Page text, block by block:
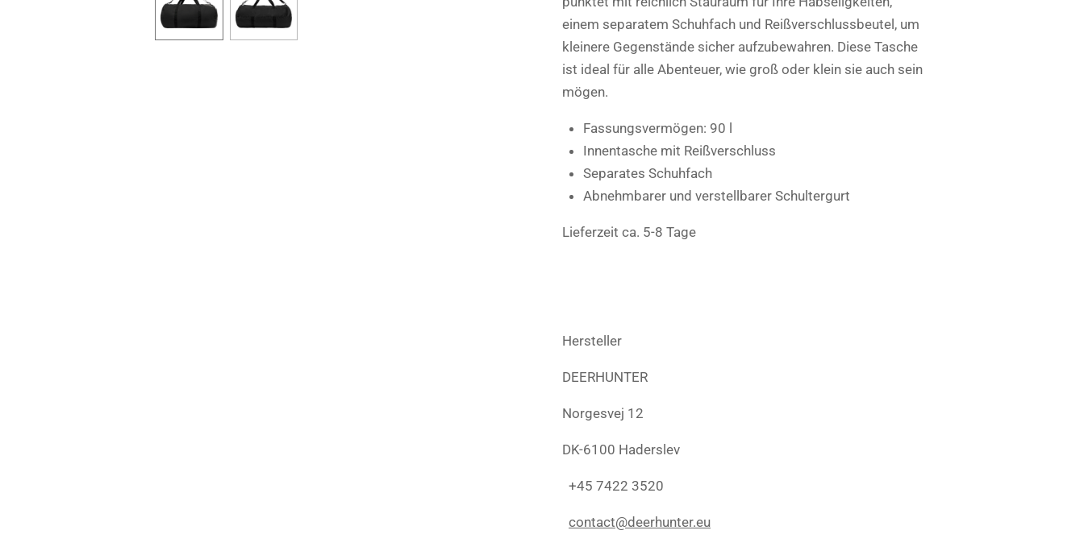
einem separatem Schuhfach und Reißverschlussbeutel, um
kleinere Gegenstände sicher aufzubewahren. Diese Tasche
ist ideal für alle Abenteuer, wie groß oder klein sie auch sein
mögen.
Fassungsvermögen: 90 l
Innentasche mit Reißverschluss
Separates Schuhfach
Abnehmbarer und verstellbarer Schultergurt
Lieferzeit ca. 5-8 Tage
Hersteller
DEERHUNTER
Norgesvej 12
DK-6100 Haderslev
+45 7422 3520
contact@deerhunter.eu